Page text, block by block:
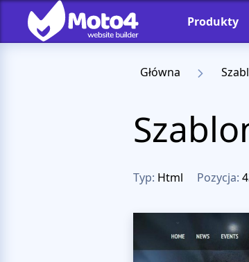
Produkty
Główna
Typ: Html Pozycja: